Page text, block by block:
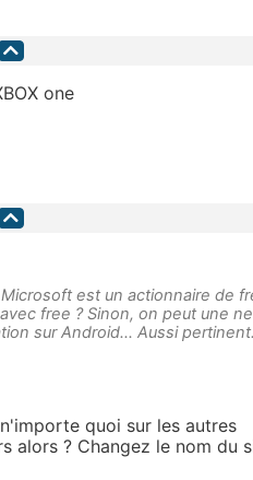
one
est un actionnaire de
free ? Sinon, on peut une
sur Android... Aussi pertinent.
quoi sur les autres
alors ? Changez le nom du